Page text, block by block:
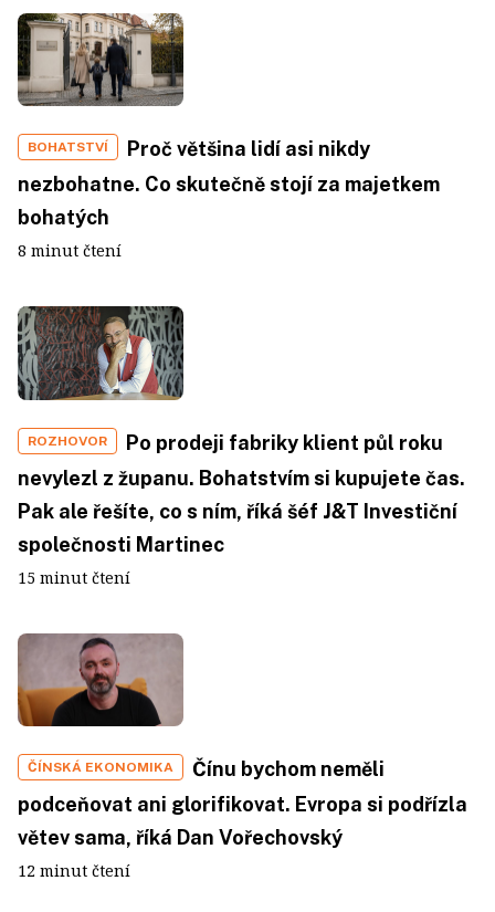
BOHATSTVÍ
Proč většina lidí asi nikdy
nezbohatne. Co skutečně stojí za majetkem
bohatých
8 minut čtení
ROZHOVOR
Po prodeji fabriky klient půl roku
nevylezl z županu. Bohatstvím si kupujete čas.
Pak ale řešíte, co s ním, říká šéf J&T Investiční
společnosti Martinec
15 minut čtení
ČÍNSKÁ EKONOMIKA
Čínu bychom neměli
podceňovat ani glorifikovat. Evropa si podřízla
větev sama, říká Dan Vořechovský
12 minut čtení